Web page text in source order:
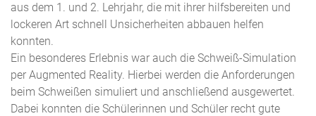
aus dem 1. und 2. Lehrjahr, die mit ihrer hilfsbereiten und
lockeren Art schnell Unsicherheiten abbauen helfen
konnten.
Ein besonderes Erlebnis war auch die Schweiß-Simulation
per Augmented Reality. Hierbei werden die Anforderungen
beim Schweißen simuliert und anschließend ausgewertet.
Dabei konnten die Schülerinnen und Schüler recht gute